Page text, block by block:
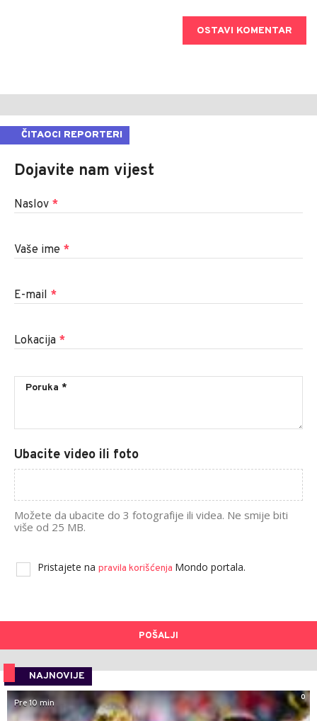
OSTAVI KOMENTAR
ČITAOCI REPORTERI
Dojavite nam vijest
Naslov *
Vaše ime *
E-mail *
Lokacija *
Ubacite video ili foto
Možete da ubacite do 3 fotografije ili videa. Ne smije biti
više od 25 MB.
Pristajete na pravila korišćenja Mondo portala.
POŠALJI
NAJNOVIJE
0
Pre 10 min